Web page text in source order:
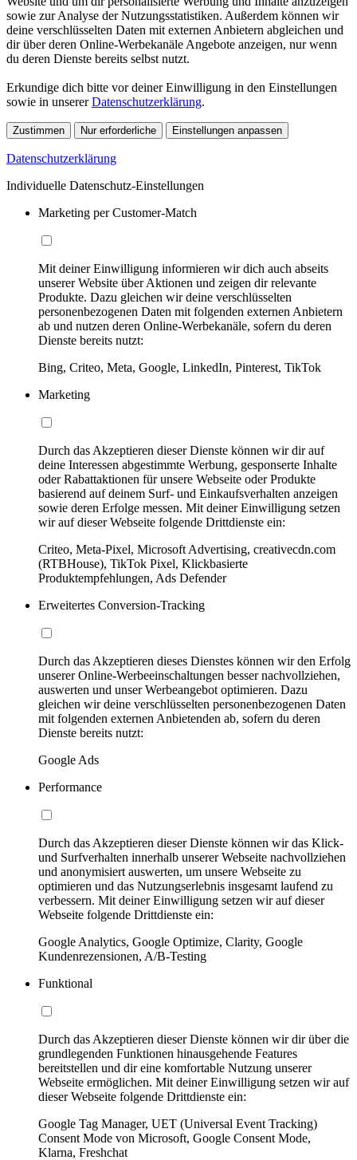
sowie zur Analyse der Nutzungsstatistiken. Außerdem können wir
deine verschlüsselten Daten mit externen Anbietern abgleichen und
dir über deren Online-Werbekanäle Angebote anzeigen, nur wenn
du deren Dienste bereits selbst nutzt.
Erkundige dich bitte vor deiner Einwilligung in den Einstellungen
sowie in unsererDatenschutzerklärung.
Zustimmen Nur erforderliche Einstellungen anpassen
Datenschutzerklärung
Individuelle Datenschutz-Einstellungen
Marketing per Customer-Match
Mit deiner Einwilligung informieren wir dich auch abseits
unserer Website über Aktionen und zeigen dir relevante
Produkte. Dazu gleichen wir deine verschlüsselten
personenbezogenen Daten mit folgenden externen Anbietern
ab und nutzen deren Online-Werbekanäle, sofern du deren
Dienste bereits nutzt:
Bing, Criteo, Meta, Google, LinkedIn, Pinterest, TikTok
Marketing
Durch das Akzeptieren dieser Dienste können wir dir auf
deine Interessen abgestimmte Werbung, gesponserte Inhalte
oder Rabattaktionen für unsere Webseite oder Produkte
basierend auf deinem Surf- und Einkaufsverhalten anzeigen
sowie deren Erfolge messen. Mit deiner Einwilligung setzen
wir auf dieser Webseite folgende Drittdienste ein:
Criteo, Meta-Pixel, Microsoft Advertising, creativecdn.com
(RTBHouse), TikTok Pixel, Klickbasierte
Produktempfehlungen, Ads Defender
Erweitertes Conversion-Tracking
Durch das Akzeptieren dieses Dienstes können wir den Erfolg
unserer Online-Werbeeinschaltungen besser nachvollziehen,
auswerten und unser Werbeangebot optimieren. Dazu
gleichen wir deine verschlüsselten personenbezogenen Daten
mit folgenden externen Anbietenden ab, sofern du deren
Dienste bereits nutzt:
Google Ads
Performance
Durch das Akzeptieren dieser Dienste können wir das Klick-
und Surfverhalten innerhalb unserer Webseite nachvollziehen
und anonymisiert auswerten, um unsere Webseite zu
optimieren und das Nutzungserlebnis insgesamt laufend zu
verbessern. Mit deiner Einwilligung setzen wir auf dieser
Webseite folgende Drittdienste ein:
Google Analytics, Google Optimize, Clarity, Google
Kundenrezensionen, A/B-Testing
Funktional
Durch das Akzeptieren dieser Dienste können wir dir über die
grundlegenden Funktionen hinausgehende Features
bereitstellen und dir eine komfortable Nutzung unserer
Webseite ermöglichen. Mit deiner Einwilligung setzen wir auf
dieser Webseite folgende Drittdienste ein:
Google Tag Manager, UET (Universal Event Tracking)
Consent Mode von Microsoft, Google Consent Mode,
Klarna, Freshchat